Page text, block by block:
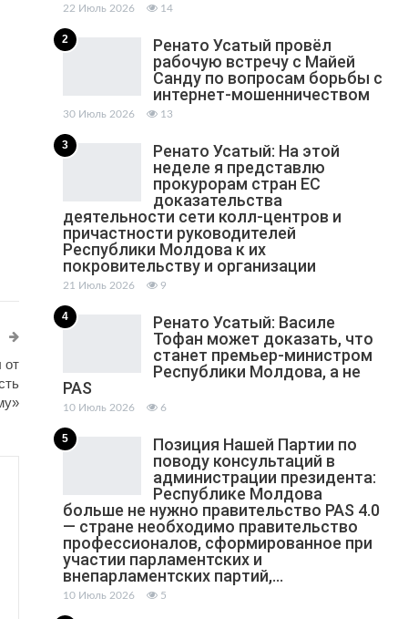
от
22 Июль 2026 14
2
Ренато Усатый провёл
рабочую встречу с Майей
Санду по вопросам борьбы с
интернет-мошенничеством
30 Июль 2026 13
3
Ренато Усатый: На этой
неделе я представлю
прокурорам стран ЕС
доказательства
деятельности сети колл-центров и
причастности руководителей
Республики Молдова к их
покровительству и организации
21 Июль 2026 9
4
Ренато Усатый: Василе
Тофан может доказать, что
станет премьер-министром
Республики Молдова, а не
PAS
10 Июль 2026 6
5
Позиция Нашей Партии по
поводу консультаций в
администрации президента:
Республике Молдова
больше не нужно правительство PAS 4.0
— стране необходимо правительство
профессионалов, сформированное при
участии парламентских и
внепарламентских партий,…
10 Июль 2026 5